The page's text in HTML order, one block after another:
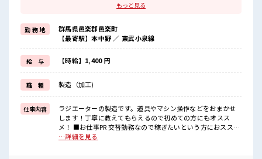
明るすぎたり奇抜すぎはNGですが、
制服アリなのでナニ着ていこうか毎日の悩みが解消♪
持ち物が多いあなたにもぴったり☆
ロッカー付き職場♪
最初は誰でも未経験スタート！
イチからスキルUP・ステップUPしていきましょう♪
■職場の雰囲気
幅広い年代の方活躍中の職場！
和気あいあいとした話しやすい雰囲気の職場なのでわからないこと
もすぐ聞きやすい！
フォロー体制バッチリな環境です☆
男女共に活躍中♪
もっと見る
勤 務 地
群馬県邑楽郡邑楽町
【最寄駅】本中野 ／ 東武小泉線
給 与 【時給】1,400 円
職 種 製造（加工)
仕事内容
ラジエーターの製造です。道具やマシン操作などをおまかせ
します！丁寧に教えてもらえるので初めての方にもオスス
メ！ ■お仕事PR 交替勤務なので稼ぎたいという方におススメ
のお仕事！ 残業も月20時間以上あります☆ 明るすぎたり奇抜
…詳細を見る